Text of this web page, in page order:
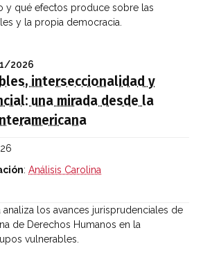
y qué efectos produce sobre las
y la propia democracia.
2026
interseccionalidad y
una mirada desde la
: Análisis Carolina
analiza los avances jurisprudenciales de
de Derechos Humanos en la
vulnerables.